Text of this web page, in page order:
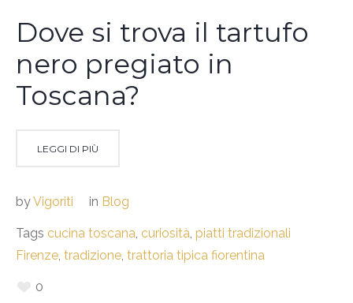
Dove si trova il tartufo
nero pregiato in
Toscana?
LEGGI DI PIÙ
byVigoriti in Blog
Tags cucina toscana, curiosità, piatti tradizionali
Firenze, tradizione, trattoria tipica fiorentina
0